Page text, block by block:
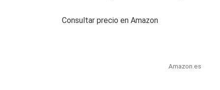
Consultar precio en Amazon
Amazon.es